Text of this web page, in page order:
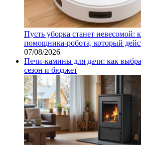
Пусть уборка станет невесомой:
помощника‑робота, который
07/08/2026
Печи-камины для дачи: как
сезон и бюджет